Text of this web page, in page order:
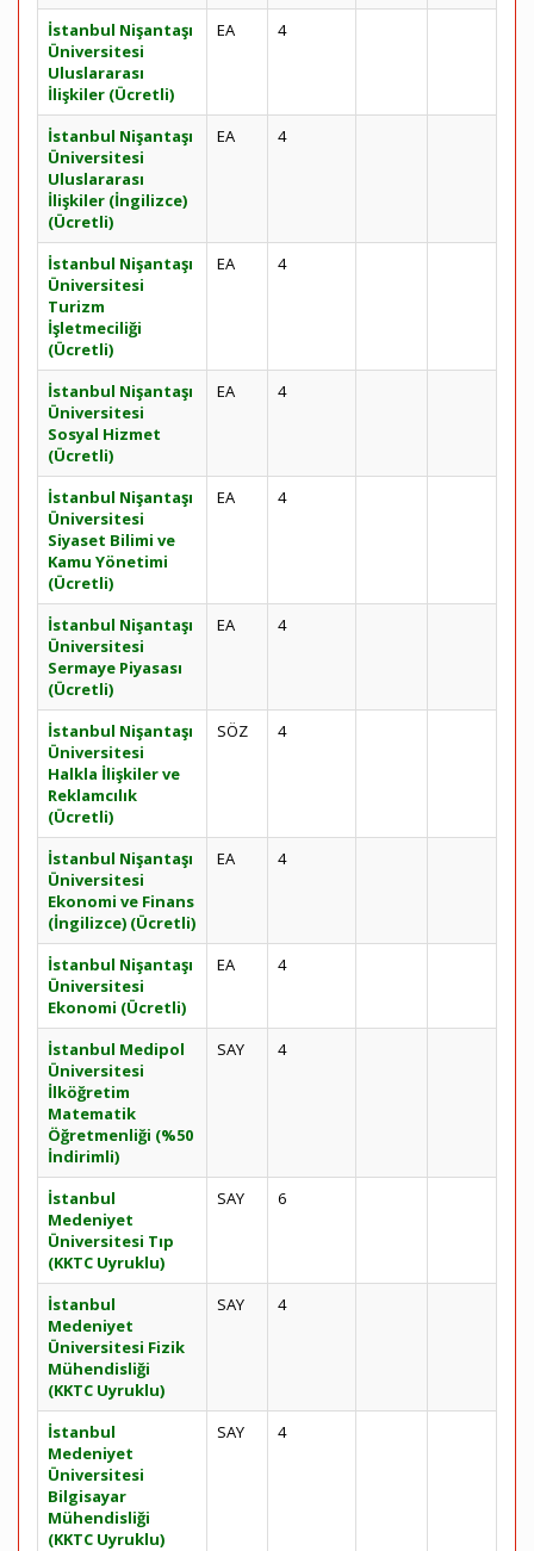
İstanbul Nişantaşı
Üniversitesi
Uluslararası
İlişkiler (Ücretli)
EA 4
İstanbul Nişantaşı
Üniversitesi
Uluslararası
İlişkiler (İngilizce)
(Ücretli)
EA 4
İstanbul Nişantaşı
Üniversitesi
Turizm
İşletmeciliği
(Ücretli)
EA 4
İstanbul Nişantaşı
Üniversitesi
Sosyal Hizmet
(Ücretli)
EA 4
İstanbul Nişantaşı
Üniversitesi
Siyaset Bilimi ve
Kamu Yönetimi
(Ücretli)
EA 4
İstanbul Nişantaşı
Üniversitesi
Sermaye Piyasası
(Ücretli)
EA 4
İstanbul Nişantaşı
Üniversitesi
Halkla İlişkiler ve
Reklamcılık
(Ücretli)
SÖZ 4
İstanbul Nişantaşı
Üniversitesi
Ekonomi ve Finans
(İngilizce) (Ücretli)
EA 4
İstanbul Nişantaşı
Üniversitesi
Ekonomi (Ücretli)
EA 4
İstanbul Medipol
Üniversitesi
İlköğretim
Matematik
Öğretmenliği (%50
İndirimli)
SAY 4
İstanbul
Medeniyet
Üniversitesi Tıp
(KKTC Uyruklu)
SAY 6
İstanbul
Medeniyet
Üniversitesi Fizik
Mühendisliği
(KKTC Uyruklu)
SAY 4
İstanbul
Medeniyet
Üniversitesi
Bilgisayar
Mühendisliği
(KKTC Uyruklu)
SAY 4